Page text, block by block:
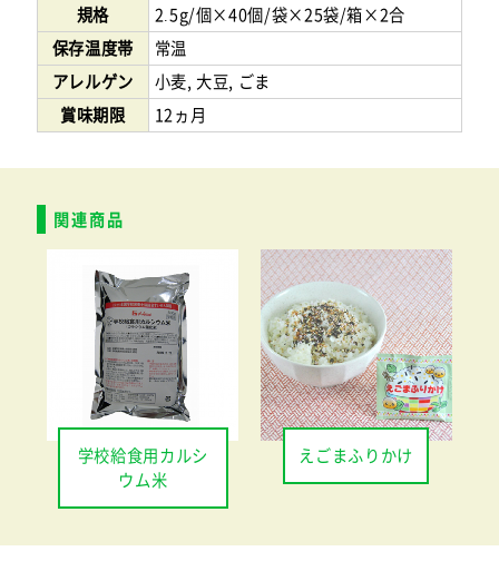
規格
2.5g/個×40個/袋×25袋/箱×2合
保存温度帯
常温
アレルゲン
小麦, 大豆, ごま
賞味期限
12ヵ月
関連商品
学校給食用カルシ
ウム米
えごまふりかけ